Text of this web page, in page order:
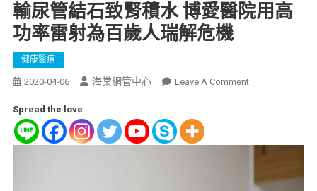
輸尿管結石致腎積水 博愛醫院用高
功率雷射為百歲人瑞解危機
健康醫療
2020-04-06 海棠網管中心 Leave A Comment
Spread the love